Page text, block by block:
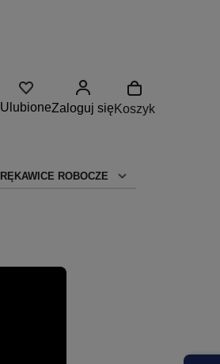
UlubioneZaloguj się Koszyk
RĘKAWICE ROBOCZE